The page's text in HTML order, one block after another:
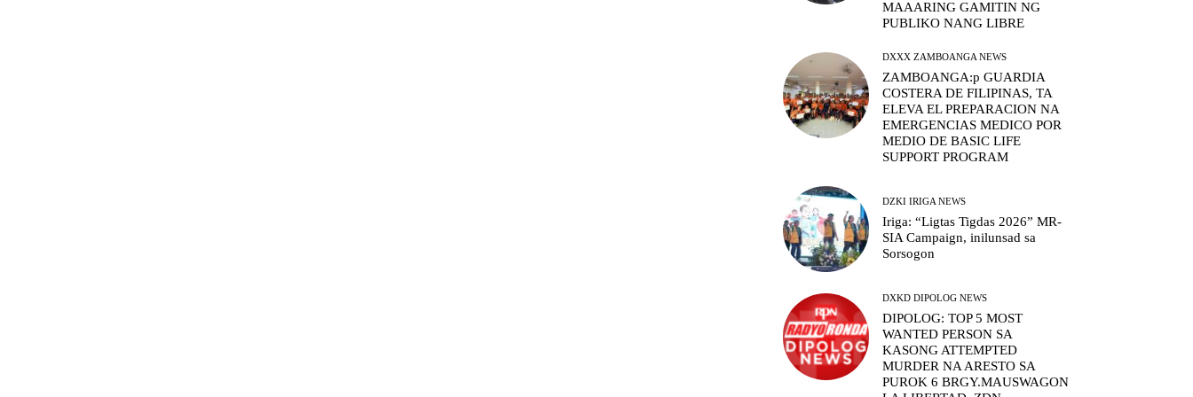
MAAARING GAMITIN NG
PUBLIKO NANG LIBRE
DXXX ZAMBOANGA NEWS
ZAMBOANGA:p GUARDIA
COSTERA DE FILIPINAS, TA
ELEVA EL PREPARACION NA
EMERGENCIAS MEDICO POR
MEDIO DE BASIC LIFE
SUPPORT PROGRAM
DZKI IRIGA NEWS
Iriga: “Ligtas Tigdas 2026” MR-
SIA Campaign, inilunsad sa
Sorsogon
DXKD DIPOLOG NEWS
DIPOLOG: TOP 5 MOST
WANTED PERSON SA
KASONG ATTEMPTED
MURDER NA ARESTO SA
PUROK 6 BRGY.MAUSWAGON